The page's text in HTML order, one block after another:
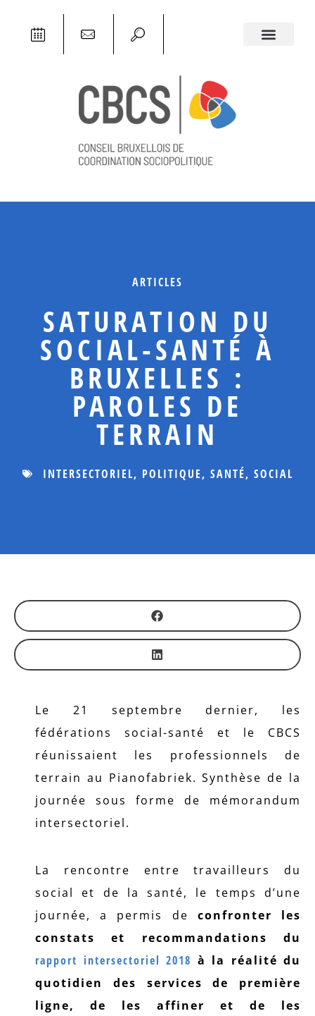
ARTICLES
SATURATION DU
SOCIAL-SANTÉ À
BRUXELLES :
PAROLES DE
TERRAIN
INTERSECTORIEL, POLITIQUE, SANTÉ, SOCIAL
Le 21 septembre dernier, les
fédérations social-santé et le CBCS
réunissaient les professionnels de
terrain au Pianofabriek. Synthèse de la
journée sous forme de mémorandum
intersectoriel.
La rencontre entre travailleurs du
social et de la santé, le temps d’une
journée, a permis de confronter les
constats et recommandations du
rapport intersectoriel 2018 à la réalité du
quotidien des services de première
ligne, de les affiner et de les